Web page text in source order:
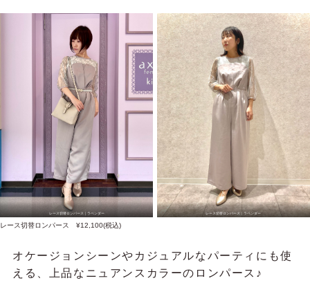
レース切替ロンパース｜ラベンダー レース切替ロンパース｜ラベンダー
レース切替ロンパース ¥12,100(税込)
オケージョンシーンやカジュアルなパーティにも使
える、上品なニュアンスカラーのロンパース♪